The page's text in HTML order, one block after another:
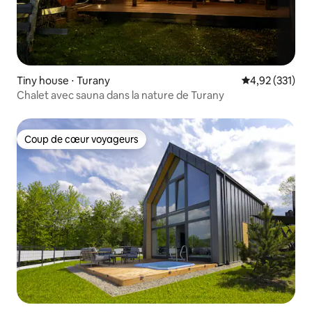
Tiny house ⋅ Turany Évaluation
4,92 (331)
Chalet avec sauna dans la nature de Turany
Coup de cœur voyageurs
Coup de cœur voyageurs